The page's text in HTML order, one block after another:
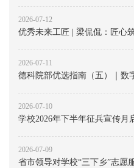
2026-07-12
优秀未来工匠 | 梁侃侃：匠心
2026-07-11
德科院部优选指南（五）｜数
2026-07-10
学校2026年下半年征兵宣传月
2026-07-09
省市领导对学校“三下乡”志愿